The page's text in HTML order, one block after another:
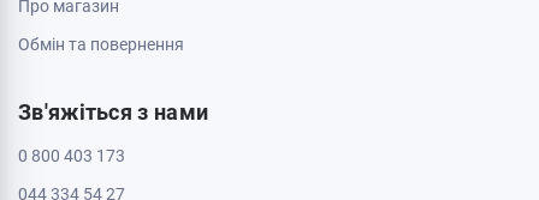
ТРЦ Депот, 2 поверх
Черкаси, 18005, бул. Шевченка, 195
Інформація